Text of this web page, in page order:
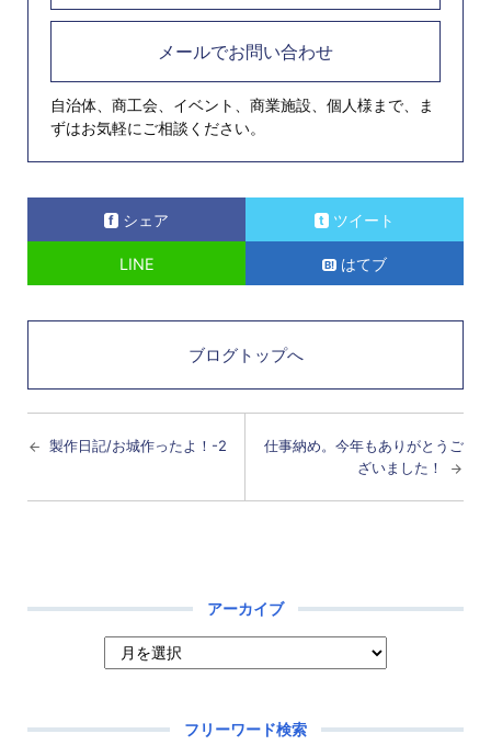
メールでお問い合わせ
自治体、商工会、イベント、商業施設、個人様まで、ま
ずはお気軽にご相談ください。
シェア ツイート
LINE はてブ
ブログトップへ
製作日記/お城作ったよ！-2
仕事納め。今年もありがとうご
ざいました！
アーカイブ
フリーワード検索